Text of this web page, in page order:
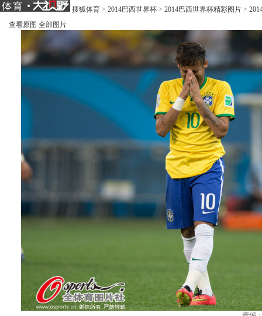
搜狐体育 > 2014巴西世界杯 > 2014巴西世界杯精彩图片 >
查看原图 全部图片